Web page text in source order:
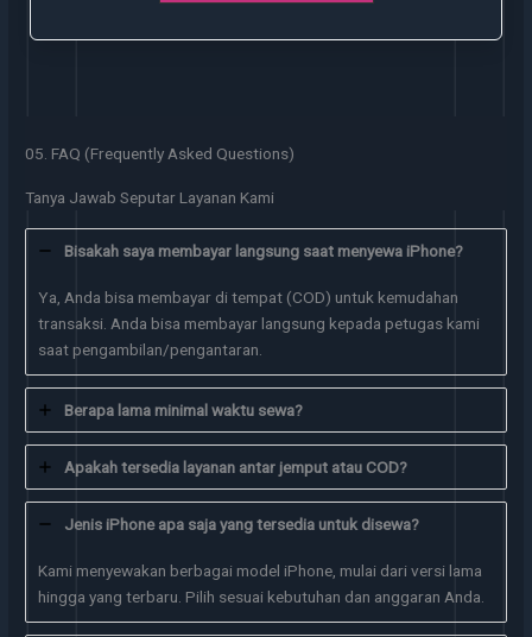
05. FAQ (Frequently Asked Questions)
Tanya Jawab Seputar Layanan Kami
Bisakah saya membayar langsung saat menyewa iPhone?
Ya, Anda bisa membayar di tempat (COD) untuk kemudahan
transaksi. Anda bisa membayar langsung kepada petugas kami
saat pengambilan/pengantaran.
Berapa lama minimal waktu sewa?
Apakah tersedia layanan antar jemput atau COD?
Jenis iPhone apa saja yang tersedia untuk disewa?
Kami menyewakan berbagai model iPhone, mulai dari versi lama
hingga yang terbaru. Pilih sesuai kebutuhan dan anggaran Anda.